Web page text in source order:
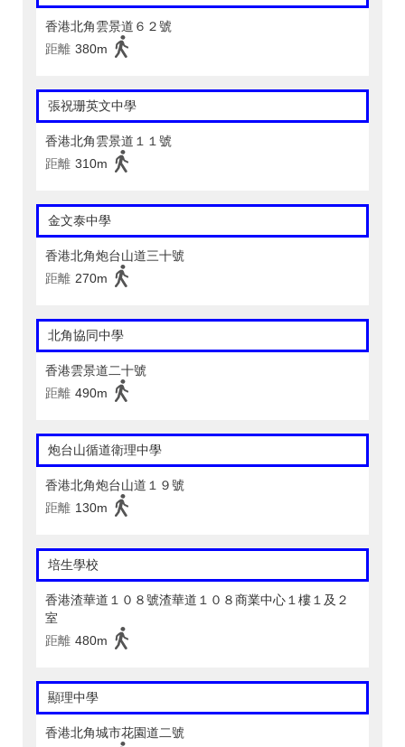
香港北角雲景道６２號
距離 380m
張祝珊英文中學
香港北角雲景道１１號
距離 310m
金文泰中學
香港北角炮台山道三十號
距離 270m
北角協同中學
香港雲景道二十號
距離 490m
炮台山循道衛理中學
香港北角炮台山道１９號
距離 130m
培生學校
香港渣華道１０８號渣華道１０８商業中心１樓１及２
室
距離 480m
顯理中學
香港北角城市花園道二號